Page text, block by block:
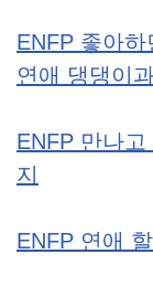
ENFP 좋아
연애 댕댕이
ENFP 만나
지
ENFP 연애